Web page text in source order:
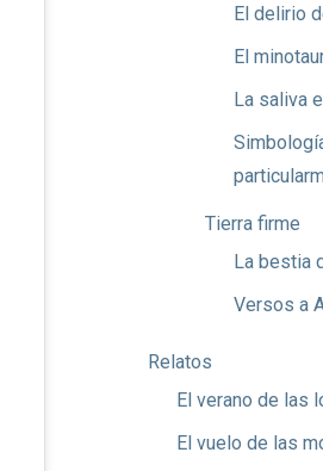
El delirio
El
La saliva
Tierra firme
La bestia
Versos a
Relatos
El verano de las
El vuelo de las